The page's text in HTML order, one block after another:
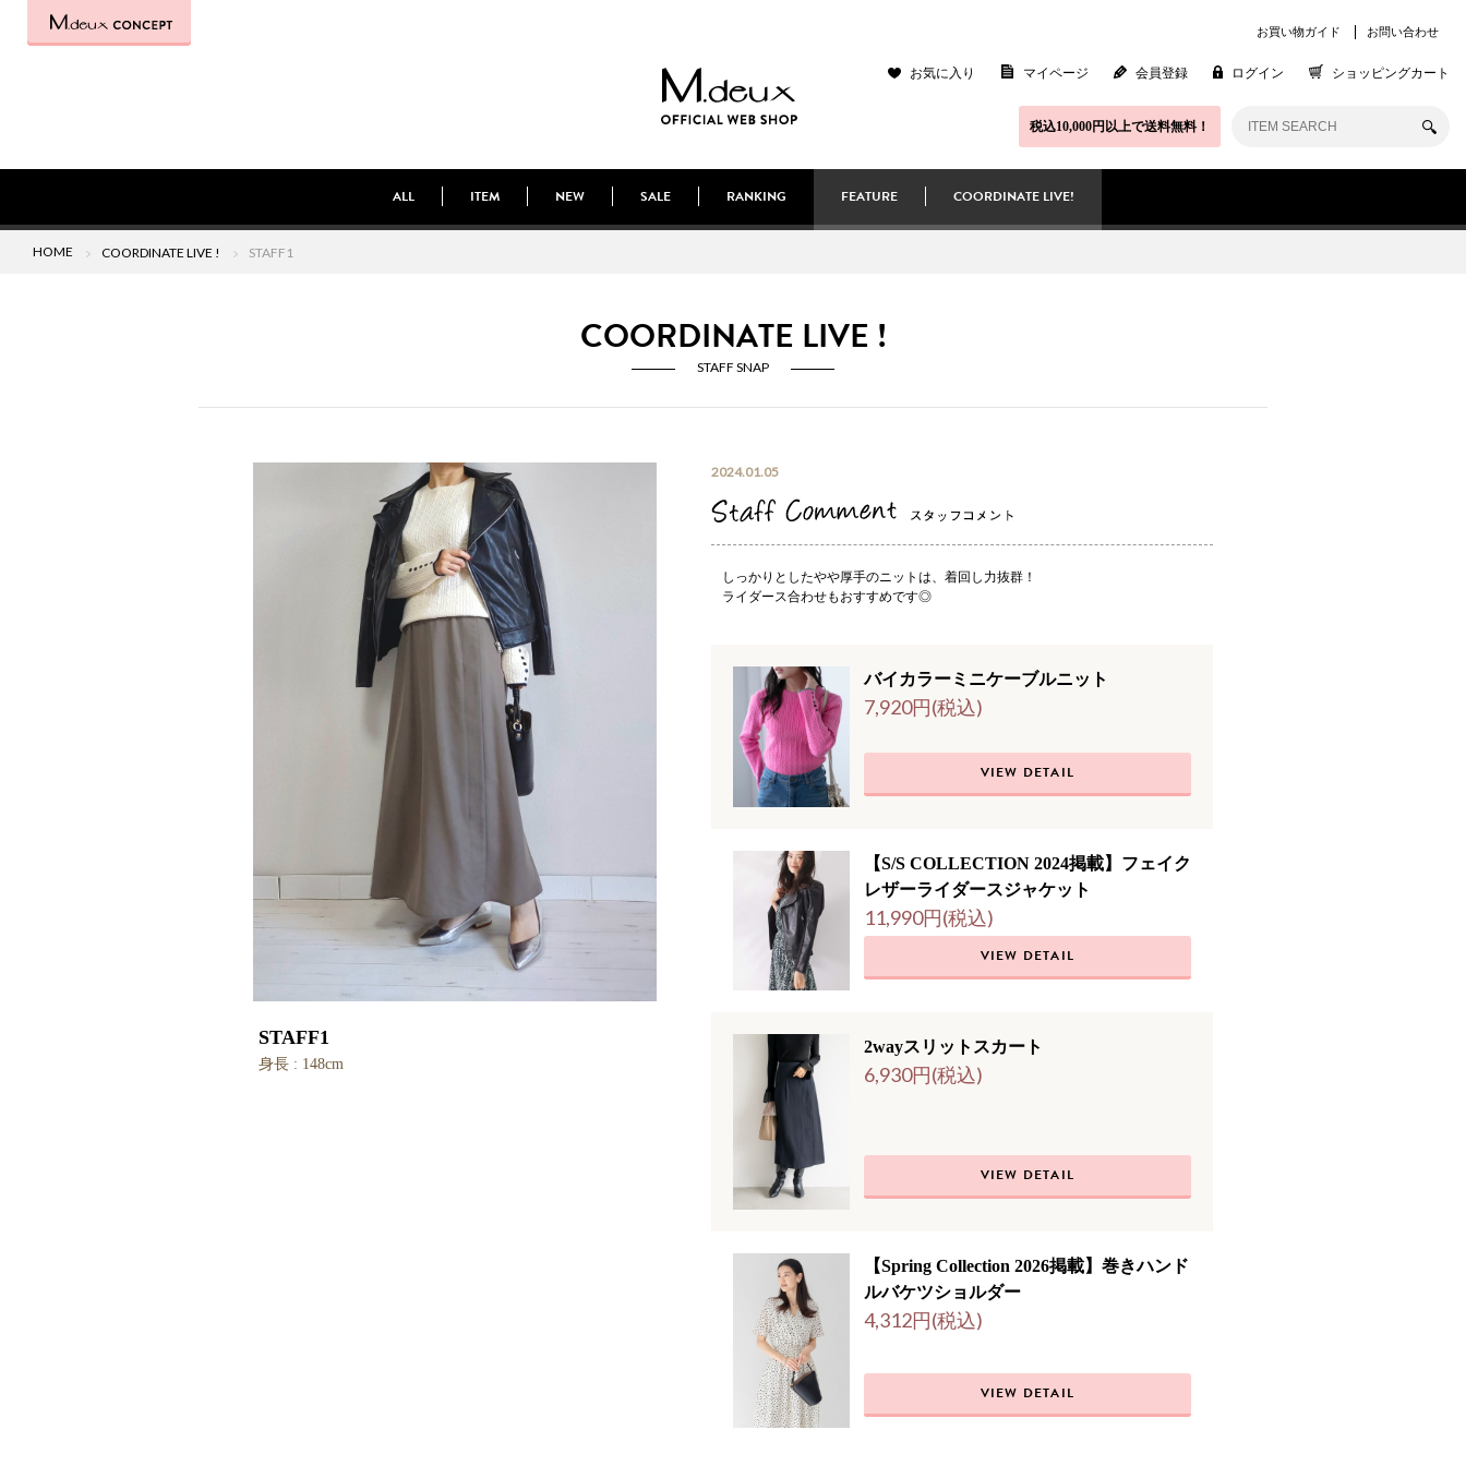
お買い物ガイド お問い合わせ
お気に入り マイページ 会員登録 ログイン ショッピングカート
税込10,000円以上で送料無料！
ALL ITEM NEW SALE RANKING FEATURE COORDINATE LIVE!
HOME COORDINATE LIVE ! STAFF1
COORDINATE LIVE !
STAFF SNAP
STAFF1
身長 : 148cm
2024.01.05
しっかりとしたやや厚手のニットは、着回し力抜群！
ライダース合わせもおすすめです◎
バイカラーミニケーブルニット
7,920円(税込)
VIEW DETAIL
【S/S COLLECTION 2024掲載】フェイク
レザーライダースジャケット
11,990円(税込)
VIEW DETAIL
2wayスリットスカート
6,930円(税込)
VIEW DETAIL
【Spring Collection 2026掲載】巻きハンド
ルバケツショルダー
4,312円(税込)
VIEW DETAIL